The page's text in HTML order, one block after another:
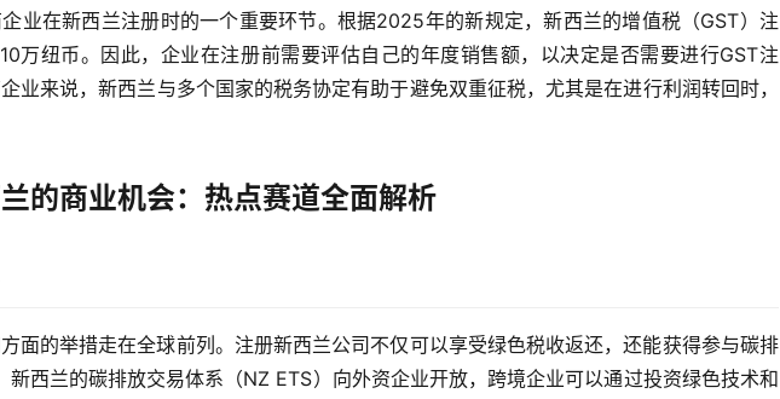
业在新西兰注册时的一个重要环节。根据2025年的新规定，新西兰的增值税（GST）注
万纽币。因此，企业在注册前需要评估自己的年度销售额，以决定是否需要进行GST注
业来说，新西兰与多个国家的税务协定有助于避免双重征税，尤其是在进行利润转回时，
的商业机会：热点赛道全面解析
面的举措走在全球前列。注册新西兰公司不仅可以享受绿色税收返还，还能获得参与碳排
西兰的碳排放交易体系（NZ ETS）向外资企业开放，跨境企业可以通过投资绿色技术和